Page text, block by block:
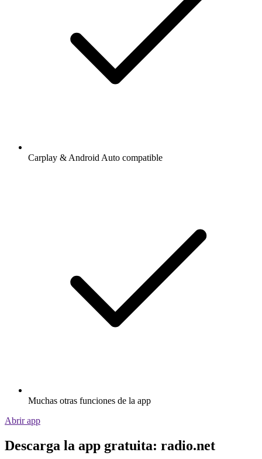
Carplay & Android Auto compatible
Muchas otras funciones de la app
Abrir app
Descarga la app gratuita: radio.net